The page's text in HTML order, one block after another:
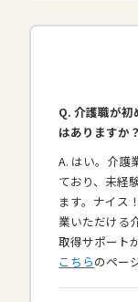
Q. 介護職が
はありますか？
A. はい。介護
ており、未経
ます。ナイス
業いただける
取得サポート
こちらのペー